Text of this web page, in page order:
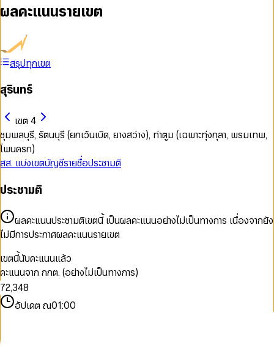
ผลคะแนนรายเขต
สรุปทุกเขต
สุรินทร์
เขต 4
ชุมพลบุรี, รัตนบุรี (ยกเว้นเบิด, ยางสว่าง), ท่าตูม (เฉพาะทุ่งกุลา, พรมเทพ,
โพนครก)
สส. แบ่งเขตบัญชีรายชื่อประชามติ
ประชามติ
ผลคะแนนประชามติเขตนี้ เป็นผลคะแนนอย่างไม่เป็นทางการ เนื่องจากยัง
ไม่มีการประกาศผลคะแนนรายเขต
เขตนี้นับคะแนนแล้ว
คะแนนจาก กกต. (อย่างไม่เป็นทางการ)
0
1
2
3
4
5
6
7
8
9
0
1
2
3
4
,
0
1
2
3
4
5
0
1
2
3
4
5
6
0
2
3
4
5
6
7
8
9
อัปเดต ณ01:00